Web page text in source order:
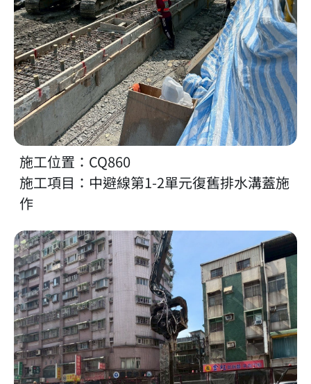
施工位置：CQ860
施工項目：中避線第1-2單元復舊排水溝蓋施
作
放大照片 施工位置：CQ860／施工項目：中避線第3單元中